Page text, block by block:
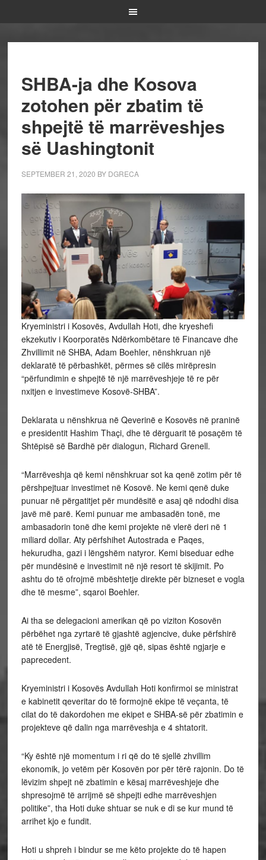
SHBA-ja dhe Kosova
zotohen për zbatim të
shpejtë të marrëveshjes
së Uashingtonit
SEPTEMBER 21, 2020 BY DGRECA
Kryeministri i Kosovës, Avdullah Hoti, dhe kryeshefi
ekzekutiv i Koorporatës Ndërkombëtare të Financave dhe
Zhvillimit në SHBA, Adam Boehler, nënshkruan një
deklaratë të përbashkët, përmes së cilës mirëpresin
“përfundimin e shpejtë të një marrëveshjeje të re për
nxitjen e investimeve Kosovë-SHBA”.
Deklarata u nënshkrua në Qeverinë e Kosovës në praninë
e presidentit Hashim Thaçi, dhe të dërguarit të posaçëm të
Shtëpisë së Bardhë për dialogun, Richard Grenell.
“Marrëveshja që kemi nënshkruar sot ka qenë zotim për të
përshpejtuar investimet në Kosovë. Ne kemi qenë duke
punuar në përgatitjet për mundësitë e asaj që ndodhi disa
javë më parë. Kemi punuar me ambasadën tonë, me
ambasadorin tonë dhe kemi projekte në vlerë deri në 1
miliard dollar. Aty përfshihet Autostrada e Paqes,
hekurudha, gazi i lëngshëm natyror. Kemi biseduar edhe
për mundësinë e investimit në një resort të skijimit. Po
ashtu do të ofrojmë mbështetje direkte për bizneset e vogla
dhe të mesme”, sqaroi Boehler.
Ai tha se delegacioni amerikan që po viziton Kosovën
përbëhet nga zyrtarë të gjashtë agjencive, duke përfshirë
atë të Energjisë, Tregtisë, gjë që, sipas është ngjarje e
paprecedent.
Kryeministri i Kosovës Avdullah Hoti konfirmoi se ministrat
e kabinetit qeveritar do të formojnë ekipe të veçanta, të
cilat do të dakordohen me ekipet e SHBA-së për zbatimin e
projekteve që dalin nga marrëveshja e 4 shtatorit.
“Ky është një momentum i ri që do të sjellë zhvillim
ekonomik, jo vetëm për Kosovën por për tërë rajonin. Do të
lëvizim shpejt në zbatimin e kësaj marrëveshjeje dhe
shpresojmë të arrijmë së shpejti edhe marrëveshjen
politike”, tha Hoti duke shtuar se nuk e di se kur mund të
arrihet kjo e fundit.
Hoti u shpreh i bindur se me këto projekte do të hapen